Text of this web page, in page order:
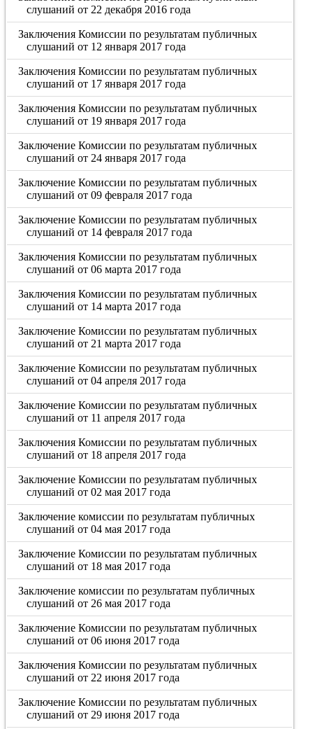
слушаний от 22 декабря 2016 года
Заключения Комиссии по результатам публичных
слушаний от 12 января 2017 года
Заключения Комиссии по результатам публичных
слушаний от 17 января 2017 года
Заключения Комиссии по результатам публичных
слушаний от 19 января 2017 года
Заключение Комиссии по результатам публичных
слушаний от 24 января 2017 года
Заключение Комиссии по результатам публичных
слушаний от 09 февраля 2017 года
Заключение Комиссии по результатам публичных
слушаний от 14 февраля 2017 года
Заключения Комиссии по результатам публичных
слушаний от 06 марта 2017 года
Заключения Комиссии по результатам публичных
слушаний от 14 марта 2017 года
Заключение Комиссии по результатам публичных
слушаний от 21 марта 2017 года
Заключение Комиссии по результатам публичных
слушаний от 04 апреля 2017 года
Заключение Комиссии по результатам публичных
слушаний от 11 апреля 2017 года
Заключения Комиссии по результатам публичных
слушаний от 18 апреля 2017 года
Заключение Комиссии по результатам публичных
слушаний от 02 мая 2017 года
Заключение комиссии по результатам публичных
слушаний от 04 мая 2017 года
Заключение Комиссии по результатам публичных
слушаний от 18 мая 2017 года
Заключение комиссии по результатам публичных
слушаний от 26 мая 2017 года
Заключение Комиссии по результатам публичных
слушаний от 06 июня 2017 года
Заключения Комиссии по результатам публичных
слушаний от 22 июня 2017 года
Заключение Комиссии по результатам публичных
слушаний от 29 июня 2017 года